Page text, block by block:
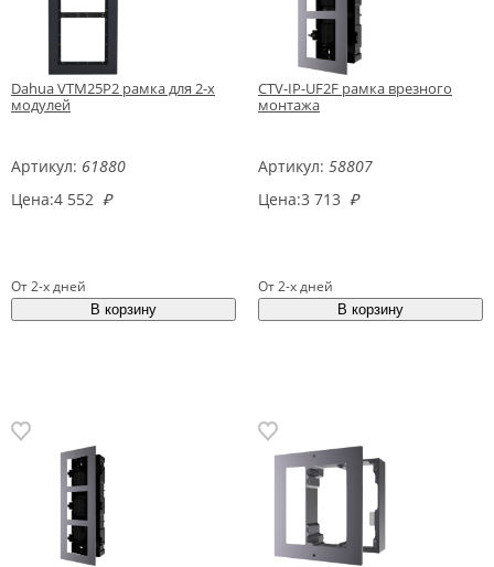
Dahua VTM25P2 рамка для 2-х
модулей
Артикул: 61880
Цена:4 552 ₽
От 2-х дней
CTV-IP-UF2F рамка врезного
монтажа
Артикул: 58807
Цена:3 713 ₽
От 2-х дней